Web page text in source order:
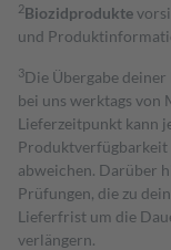
2Biozidprodukte
und
3Die Übergabe
bei uns werktags von
Lieferzeitpunkt kann
Produktverfügbarkeit
abweichen. Darüber
Prüfungen, die zu
Lieferfrist um die
verlängern.